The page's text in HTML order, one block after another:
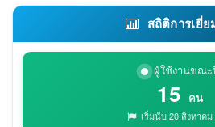
สถิติการเยี่
ผู้ใช้งานขณ
15 คน
เริ่มนับ 20 สิงหาคม